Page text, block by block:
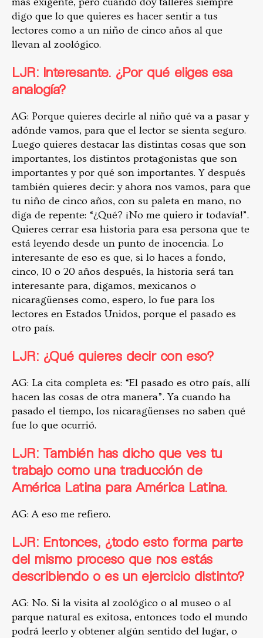
digo que lo que quieres es hacer sentir a tus
lectores como a un niño de cinco años al que
llevan al zoológico.
LJR: Interesante. ¿Por qué eliges esa
analogía?
AG: Porque quieres decirle al niño qué va a pasar y
adónde vamos, para que el lector se sienta seguro.
Luego quieres destacar las distintas cosas que son
importantes, los distintos protagonistas que son
importantes y por qué son importantes. Y después
también quieres decir: y ahora nos vamos, para que
tu niño de cinco años, con su paleta en mano, no
diga de repente: “¿Qué? ¡No me quiero ir todavía!”.
Quieres cerrar esa historia para esa persona que te
está leyendo desde un punto de inocencia. Lo
interesante de eso es que, si lo haces a fondo,
cinco, 10 o 20 años después, la historia será tan
interesante para, digamos, mexicanos o
nicaragüenses como, espero, lo fue para los
lectores en Estados Unidos, porque el pasado es
otro país.
LJR: ¿Qué quieres decir con eso?
AG: La cita completa es: “El pasado es otro país, allí
hacen las cosas de otra manera”. Ya cuando ha
pasado el tiempo, los nicaragüenses no saben qué
fue lo que ocurrió.
LJR: También has dicho que ves tu
trabajo como una traducción de
América Latina para América Latina.
AG: A eso me refiero.
LJR: Entonces, ¿todo esto forma parte
del mismo proceso que nos estás
describiendo o es un ejercicio distinto?
AG: No. Si la visita al zoológico o al museo o al
parque natural es exitosa, entonces todo el mundo
podrá leerlo y obtener algún sentido del lugar, o